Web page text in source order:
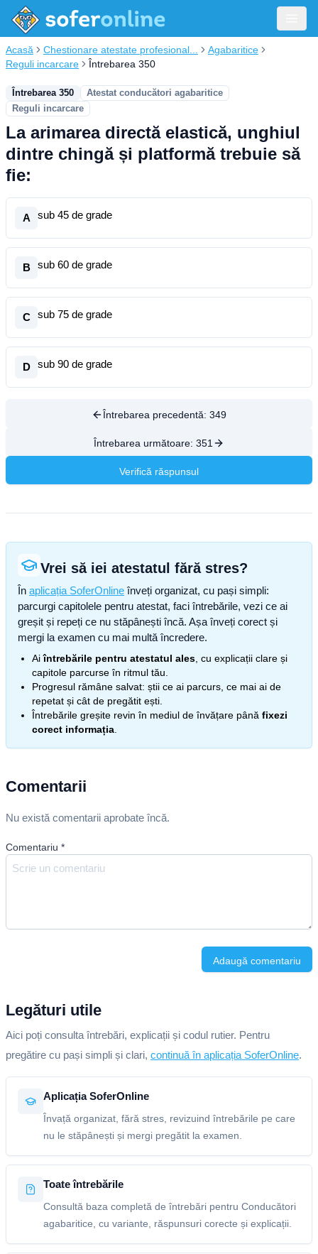
Acasă Chestionare atestate profesional...
Agabaritice
Reguli incarcare
Întrebarea 350
Întrebarea 350
Atestat conducători agabaritice
Reguli incarcare
La arimarea directă elastică, unghiul
dintre chingă și platformă trebuie să
fie:
A sub 45 de grade
B sub 60 de grade
C sub 75 de grade
D sub 90 de grade
Întrebarea precedentă: 349
Întrebarea următoare: 351
Verifică răspunsul
Vrei să iei atestatul fără stres?
În aplicația SoferOnline înveți organizat, cu pași simpli:
parcurgi capitolele pentru atestat, faci întrebările, vezi ce ai
greșit și repeți ce nu stăpânești încă. Așa înveți corect și
mergi la examen cu mai multă încredere.
Aiîntrebările pentru atestatul ales , cu explicații clare și
capitole parcurse în ritmul tău.
Progresul rămâne salvat: știi ce ai parcurs, ce mai ai de
repetat și cât de pregătit ești.
Întrebările greșite revin în mediul de învățare până fixezi
corect informația
Comentarii
Nu există comentarii aprobate încă.
Comentariu *
Adaugă comentariu
Legături utile
Aici poți consulta întrebări, explicații și codul rutier. Pentru
pregătire cu pași simpli și clari, continuă în aplicația SoferOnline.
Aplicația SoferOnline
Învață organizat, fără stres, revizuind întrebările pe care
nu le stăpânești și mergi pregătit la examen.
Toate întrebările
Consultă baza completă de întrebări pentru Conducători
agabaritice, cu variante, răspunsuri corecte și explicații.